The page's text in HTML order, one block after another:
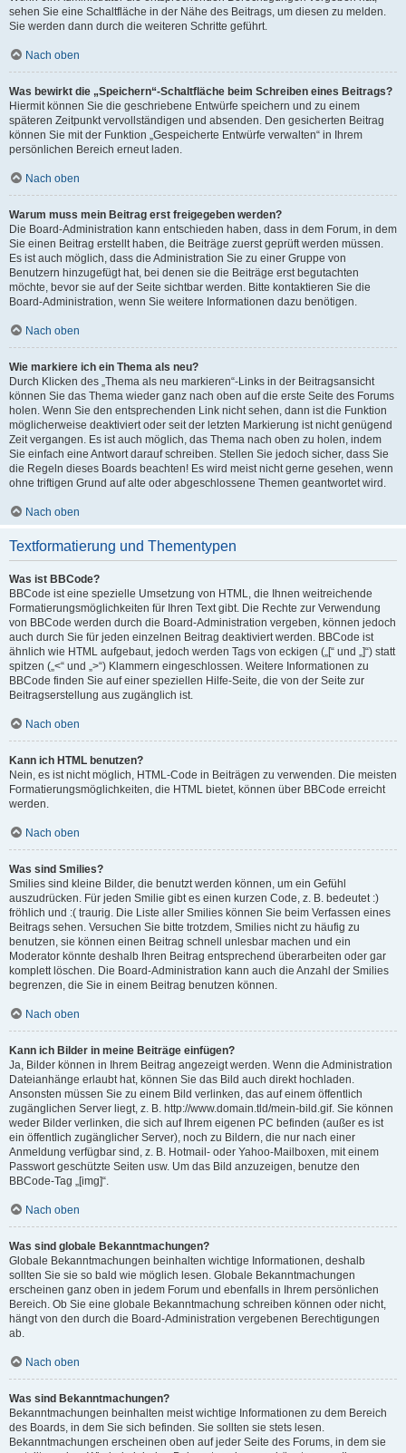
sehen Sie eine Schaltfläche in der Nähe des Beitrags, um diesen zu melden.
Sie werden dann durch die weiteren Schritte geführt.
Nach oben
Was bewirkt die „Speichern“-Schaltfläche beim Schreiben eines Beitrags?
Hiermit können Sie die geschriebene Entwürfe speichern und zu einem
späteren Zeitpunkt vervollständigen und absenden. Den gesicherten Beitrag
können Sie mit der Funktion „Gespeicherte Entwürfe verwalten“ in Ihrem
persönlichen Bereich erneut laden.
Nach oben
Warum muss mein Beitrag erst freigegeben werden?
Die Board-Administration kann entschieden haben, dass in dem Forum, in dem
Sie einen Beitrag erstellt haben, die Beiträge zuerst geprüft werden müssen.
Es ist auch möglich, dass die Administration Sie zu einer Gruppe von
Benutzern hinzugefügt hat, bei denen sie die Beiträge erst begutachten
möchte, bevor sie auf der Seite sichtbar werden. Bitte kontaktieren Sie die
Board-Administration, wenn Sie weitere Informationen dazu benötigen.
Nach oben
Wie markiere ich ein Thema als neu?
Durch Klicken des „Thema als neu markieren“-Links in der Beitragsansicht
können Sie das Thema wieder ganz nach oben auf die erste Seite des Forums
holen. Wenn Sie den entsprechenden Link nicht sehen, dann ist die Funktion
möglicherweise deaktiviert oder seit der letzten Markierung ist nicht genügend
Zeit vergangen. Es ist auch möglich, das Thema nach oben zu holen, indem
Sie einfach eine Antwort darauf schreiben. Stellen Sie jedoch sicher, dass Sie
die Regeln dieses Boards beachten! Es wird meist nicht gerne gesehen, wenn
ohne triftigen Grund auf alte oder abgeschlossene Themen geantwortet wird.
Nach oben
Textformatierung und Thementypen
Was ist BBCode?
BBCode ist eine spezielle Umsetzung von HTML, die Ihnen weitreichende
Formatierungsmöglichkeiten für Ihren Text gibt. Die Rechte zur Verwendung
von BBCode werden durch die Board-Administration vergeben, können jedoch
auch durch Sie für jeden einzelnen Beitrag deaktiviert werden. BBCode ist
ähnlich wie HTML aufgebaut, jedoch werden Tags von eckigen („[“ und „]“) statt
spitzen („<“ und „>“) Klammern eingeschlossen. Weitere Informationen zu
BBCode finden Sie auf einer speziellen Hilfe-Seite, die von der Seite zur
Beitragserstellung aus zugänglich ist.
Nach oben
Kann ich HTML benutzen?
Nein, es ist nicht möglich, HTML-Code in Beiträgen zu verwenden. Die meisten
Formatierungsmöglichkeiten, die HTML bietet, können über BBCode erreicht
werden.
Nach oben
Was sind Smilies?
Smilies sind kleine Bilder, die benutzt werden können, um ein Gefühl
auszudrücken. Für jeden Smilie gibt es einen kurzen Code, z. B. bedeutet :)
fröhlich und :( traurig. Die Liste aller Smilies können Sie beim Verfassen eines
Beitrags sehen. Versuchen Sie bitte trotzdem, Smilies nicht zu häufig zu
benutzen, sie können einen Beitrag schnell unlesbar machen und ein
Moderator könnte deshalb Ihren Beitrag entsprechend überarbeiten oder gar
komplett löschen. Die Board-Administration kann auch die Anzahl der Smilies
begrenzen, die Sie in einem Beitrag benutzen können.
Nach oben
Kann ich Bilder in meine Beiträge einfügen?
Ja, Bilder können in Ihrem Beitrag angezeigt werden. Wenn die Administration
Dateianhänge erlaubt hat, können Sie das Bild auch direkt hochladen.
Ansonsten müssen Sie zu einem Bild verlinken, das auf einem öffentlich
zugänglichen Server liegt, z. B. http://www.domain.tld/mein-bild.gif. Sie können
weder Bilder verlinken, die sich auf Ihrem eigenen PC befinden (außer es ist
ein öffentlich zugänglicher Server), noch zu Bildern, die nur nach einer
Anmeldung verfügbar sind, z. B. Hotmail- oder Yahoo-Mailboxen, mit einem
Passwort geschützte Seiten usw. Um das Bild anzuzeigen, benutze den
BBCode-Tag „[img]“.
Nach oben
Was sind globale Bekanntmachungen?
Globale Bekanntmachungen beinhalten wichtige Informationen, deshalb
sollten Sie sie so bald wie möglich lesen. Globale Bekanntmachungen
erscheinen ganz oben in jedem Forum und ebenfalls in Ihrem persönlichen
Bereich. Ob Sie eine globale Bekanntmachung schreiben können oder nicht,
hängt von den durch die Board-Administration vergebenen Berechtigungen
ab.
Nach oben
Was sind Bekanntmachungen?
Bekanntmachungen beinhalten meist wichtige Informationen zu dem Bereich
des Boards, in dem Sie sich befinden. Sie sollten sie stets lesen.
Bekanntmachungen erscheinen oben auf jeder Seite des Forums, in dem sie